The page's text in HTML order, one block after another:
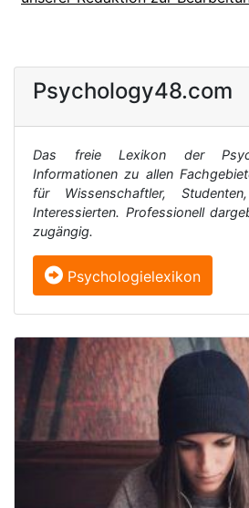
Psychology48.com
Das freie Lexikon der
Informationen zu allen
für Wissenschaftler,
Interessierten. Professionell
zugängig.
Psychologielexikon